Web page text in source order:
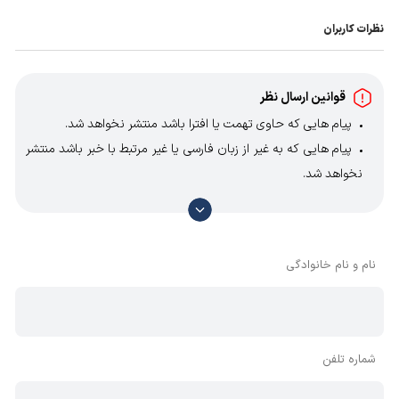
نظرات کاربران
قوانین ارسال نظر
پیام هایی که حاوی تهمت یا افترا باشد منتشر نخواهد شد.
پیام هایی که به غیر از زبان فارسی یا غیر مرتبط با خبر باشد منتشر
نخواهد شد.
با توجه به آن که امکان موافقت یا مخالفت با محتوای نظرات
وجود دارد، معمولا نظراتی که محتوای مشابه دارند، انتشار نمی‌یابند
نام و نام خانوادگی
شماره تلفن